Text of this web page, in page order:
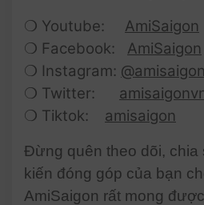
❍ Youtube: AmiSaigon
❍ Facebook: AmiSaigon
❍ Instagram:
❍ Twitter:
❍ Tiktok: amisaigon
Đừng quên theo dõi, chia
kiến đóng góp của bạn
AmiSaigon rất mong